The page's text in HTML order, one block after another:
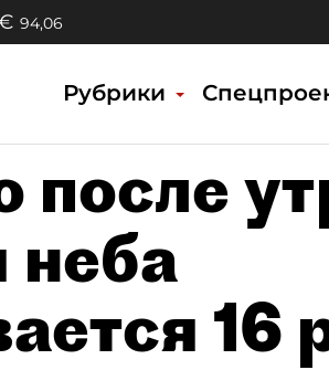
94,06
Рубрики
после
неба
16